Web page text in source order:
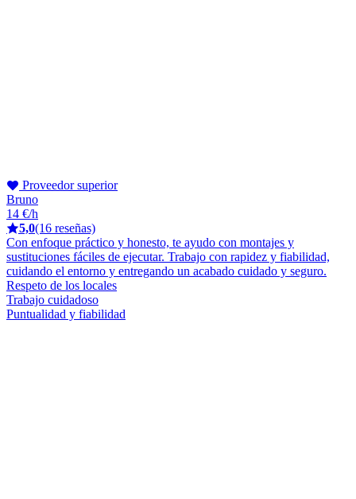
Proveedor superior
Bruno
14 €/h
5,0(16 reseñas)
Con enfoque práctico y honesto, te ayudo con montajes y
sustituciones fáciles de ejecutar. Trabajo con rapidez y fiabilidad,
cuidando el entorno y entregando un acabado cuidado y seguro.
Respeto de los locales
Trabajo cuidadoso
Puntualidad y fiabilidad